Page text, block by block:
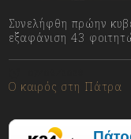
Συνελήφθη πρώην
εξαφάνιση 43
Ο καιρός στη Πάτρα